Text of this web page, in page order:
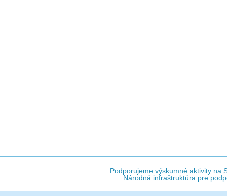
Podporujeme výskumné aktivity na
Národná infraštruktúra pre